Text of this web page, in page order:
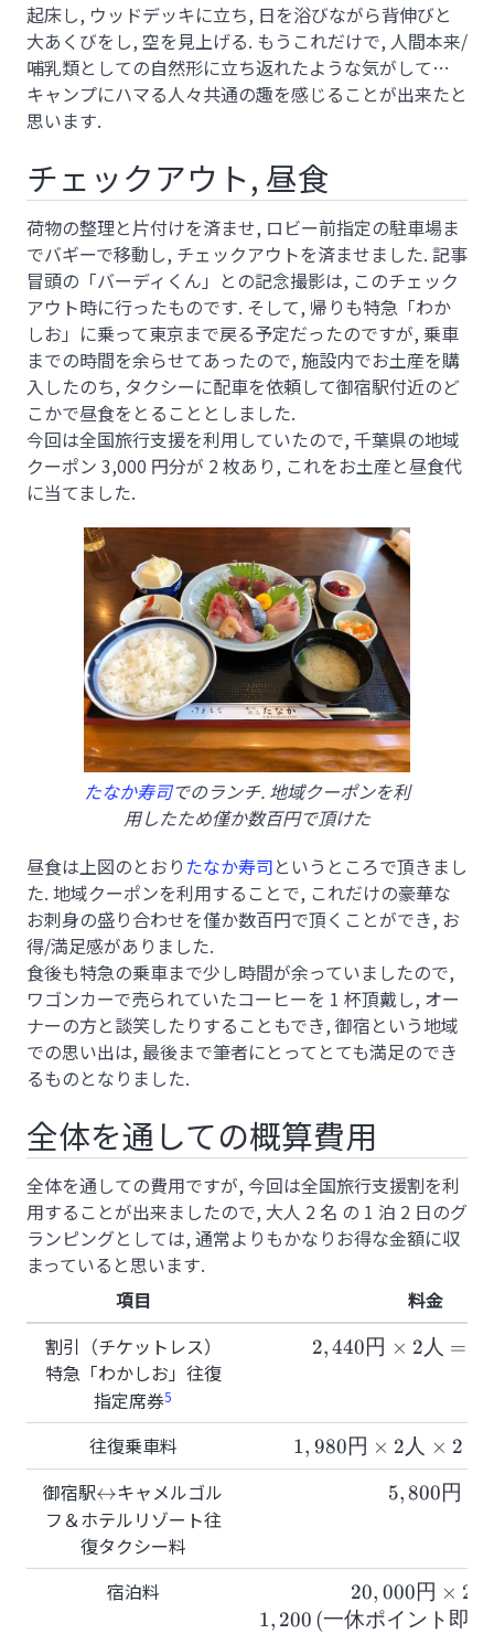
起床し, ウッドデッキに立ち, 日を浴びながら背伸びと
大あくびをし, 空を見上げる. もうこれだけで, 人間本来/
哺乳類としての自然形に立ち返れたような気がして…
キャンプにハマる人々共通の趣を感じることが出来たと
思います.
チェックアウト, 昼食
荷物の整理と片付けを済ませ, ロビー前指定の駐車場ま
でバギーで移動し, チェックアウトを済ませました. 記事
冒頭の「バーディくん」との記念撮影は, このチェック
アウト時に行ったものです. そして, 帰りも特急「わか
しお」に乗って東京まで戻る予定だったのですが, 乗車
までの時間を余らせてあったので, 施設内でお土産を購
入したのち, タクシーに配車を依頼して御宿駅付近のど
こかで昼食をとることとしました.
今回は全国旅行支援を利用していたので, 千葉県の地域
クーポン 3,000 円分が 2 枚あり, これをお土産と昼食代
に当てました.
たなか寿司でのランチ. 地域クーポンを利
用したため僅か数百円で頂けた
昼食は上図のとおり たなか寿司というところで頂きまし
た. 地域クーポンを利用することで, これだけの豪華な
お刺身の盛り合わせを僅か数百円で頂くことができ, お
得/満足感がありました.
食後も特急の乗車まで少し時間が余っていましたので,
ワゴンカーで売られていたコーヒーを 1 杯頂戴し, オー
ナーの方と談笑したりすることもでき, 御宿という地域
での思い出は, 最後まで筆者にとってとても満足のでき
るものとなりました.
全体を通しての概算費用
全体を通しての費用ですが, 今回は全国旅行支援割を利
用することが出来ましたので, 大人 2 名 の 1 泊 2 日のグ
ランピングとしては, 通常よりもかなりお得な金額に収
まっていると思います.
項目
料金
割引（チケットレス）
特急「わかしお」往復
指定席券5
2,440\text{円
2, 440円 × 2人 =
往復乗車料
1,980\text{円}\times
2\text{人}\times
2=7920\text{円}
1, 980円 × 2人 × 2
御宿駅\leftrightarrow
↔キャメルゴル
フ＆ホテルリゾート往
復タクシー料
5,800円
宿泊料
20,000\text{
即時利用
20, 000円 × 2
1, 200 (一休ポイント即